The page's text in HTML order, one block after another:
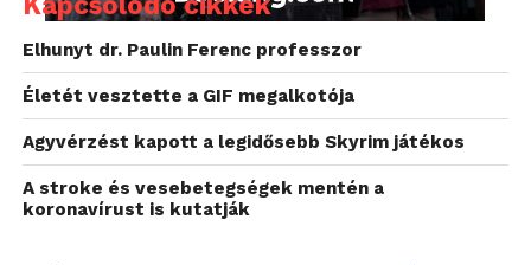
Elhunyt dr. Paulin Ferenc professzor
Életét vesztette a GIF megalkotója
Agyvérzést kapott a legidősebb Skyrim játékos
A stroke és vesebetegségek mentén a
koronavírust is kutatják